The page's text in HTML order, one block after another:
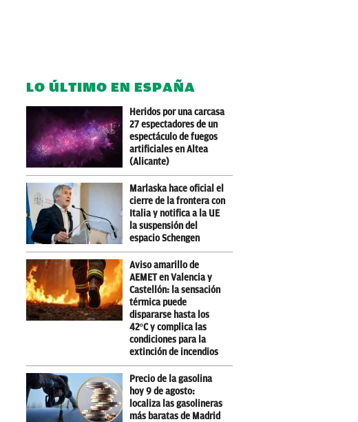
LO ÚLTIMO EN ESPAÑA
Heridos por una carcasa
27 espectadores de un
espectáculo de fuegos
artificiales en Altea
(Alicante)
Marlaska hace oficial el
cierre de la frontera con
Italia y notifica a la UE
la suspensión del
espacio Schengen
Aviso amarillo de
AEMET en Valencia y
Castellón: la sensación
térmica puede
dispararse hasta los
42ºC y complica las
condiciones para la
extinción de incendios
Precio de la gasolina
hoy 9 de agosto:
localiza las gasolineras
más baratas de Madrid